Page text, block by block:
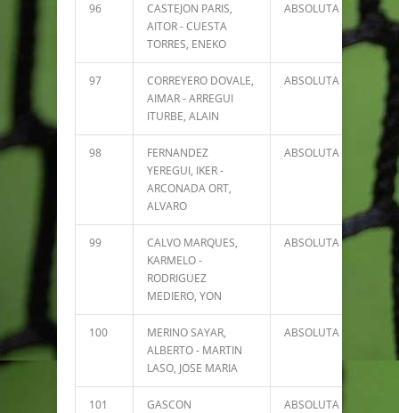
96
CASTEJON PARIS,
AITOR - CUESTA
TORRES, ENEKO
ABSOLUTA 12
97
CORREYERO DOVALE,
AIMAR - ARREGUI
ITURBE, ALAIN
ABSOLUTA
98
FERNANDEZ
YEREGUI, IKER -
ARCONADA ORT,
ALVARO
ABSOLUTA 10
99
CALVO MARQUES,
KARMELO -
RODRIGUEZ
MEDIERO, YON
ABSOLUTA
100
MERINO SAYAR,
ALBERTO - MARTIN
LASO, JOSE MARIA
ABSOLUTA
101
GASCON
ABSOLUTA